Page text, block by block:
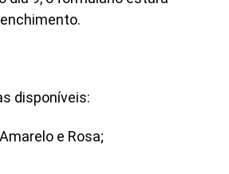
disponíveis:
e Rosa;